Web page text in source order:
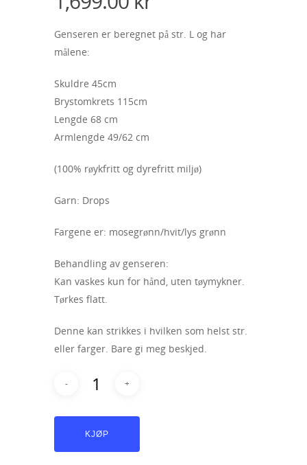
Genseren er beregnet på str. L og har
målene:
Skuldre 45cm
Brystomkrets 115cm
Lengde 68 cm
Armlengde 49/62 cm
(100% røykfritt og dyrefritt miljø)
Garn: Drops
Fargene er: mosegrønn/hvit/lys grønn
Behandling av genseren:
Kan vaskes kun for hånd, uten tøymykner.
Tørkes flatt.
Denne kan strikkes i hvilken som helst str.
eller farger. Bare gi meg beskjed.
KJØP